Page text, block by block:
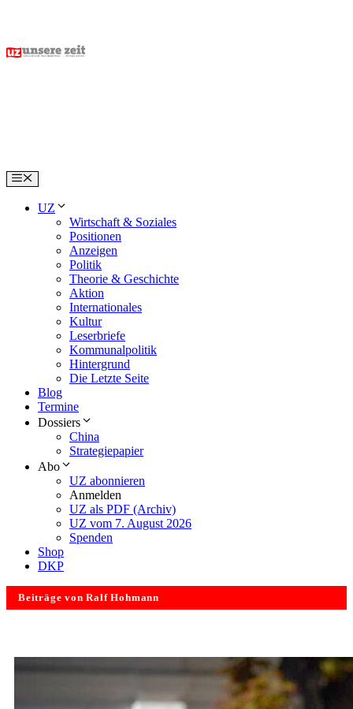
content
Menu
UZ
Wirtschaft & Soziales
Positionen
Anzeigen
Politik
Theorie & Geschichte
Aktion
Internationales
Kultur
Leserbriefe
Kommunalpolitik
Hintergrund
Die Letzte Seite
Blog
Termine
Dossiers
China
Strategiepapier
Abo
UZ abonnieren
Anmelden
UZ als PDF (Archiv)
UZ vom 7. August 2026
Spenden
Shop
DKP
Beiträge von Ralf Hohmann